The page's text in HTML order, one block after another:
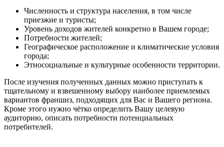
Численность и структура населения, в том числе
приезжие и туристы;
Уровень доходов жителей конкретно в Вашем городе;
Потребности жителей;
Географическое расположение и климатические условия
города;
Этносоциальные и культурные особенности территории.
После изучения полученных данных можно приступать к
тщательному и взвешенному выбору наиболее приемлемых
вариантов франшиз, подходящих для Вас и Вашего региона.
Кроме этого нужно чётко определить Вашу целевую
аудиторию, описать потребности потенциальных
потребителей.